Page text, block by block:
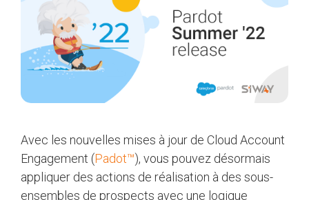
Avec les nouvelles mises à jour de Cloud Account
Engagement (Padot™), vous pouvez désormais
appliquer des actions de réalisation à des sous-
ensembles de prospects avec une logique